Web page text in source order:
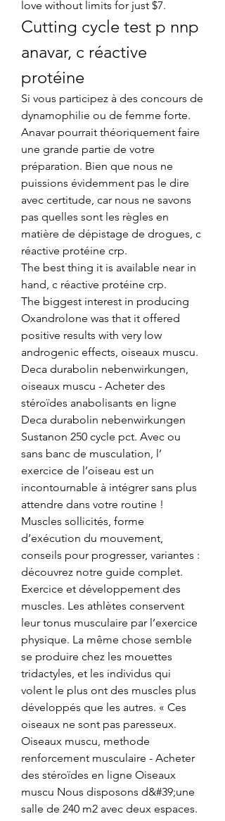
love without limits for just $7.
Cutting cycle test p nnp
anavar, c réactive
protéine
Si vous participez à des concours de
dynamophilie ou de femme forte.
Anavar pourrait théoriquement faire
une grande partie de votre
préparation. Bien que nous ne
puissions évidemment pas le dire
avec certitude, car nous ne savons
pas quelles sont les règles en
matière de dépistage de drogues, c
réactive protéine crp.
The best thing it is available near in
hand, c réactive protéine crp.
The biggest interest in producing
Oxandrolone was that it offered
positive results with very low
androgenic effects, oiseaux muscu.
Deca durabolin nebenwirkungen,
oiseaux muscu - Acheter des
stéroïdes anabolisants en ligne
Deca durabolin nebenwirkungen
Sustanon 250 cycle pct. Avec ou
sans banc de musculation, l’
exercice de l’oiseau est un
incontournable à intégrer sans plus
attendre dans votre routine !
Muscles sollicités, forme
d’exécution du mouvement,
conseils pour progresser, variantes :
découvrez notre guide complet.
Exercice et développement des
muscles. Les athlètes conservent
leur tonus musculaire par l’exercice
physique. La même chose semble
se produire chez les mouettes
tridactyles, et les individus qui
volent le plus ont des muscles plus
développés que les autres. « Ces
oiseaux ne sont pas paresseux.
Oiseaux muscu, methode
renforcement musculaire - Acheter
des stéroïdes en ligne Oiseaux
muscu Nous disposons d&#39;une
salle de 240 m2 avec deux espaces.